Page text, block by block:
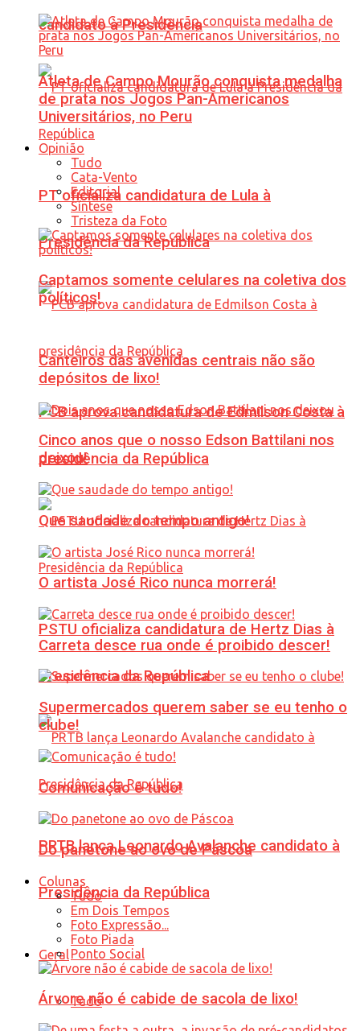
candidato à Presidência
PT oficializa candidatura de Lula à
Presidência da República
PCB aprova candidatura de Edmilson Costa à
presidência da República
PSTU oficializa candidatura de Hertz Dias à
Presidência da República
PRTB lança Leonardo Avalanche candidato à
Presidência da República
Geral
Tudo
Atleta de Campo Mourão conquista medalha
de prata nos Jogos Pan-Americanos
Universitários, no Peru
Opinião
Tudo
Cata-Vento
Editorial
Síntese
Tristeza da Foto
Captamos somente celulares na coletiva dos
políticos!
Canteiros das avenidas centrais não são
depósitos de lixo!
Cinco anos que o nosso Edson Battilani nos
deixou!
Que saudade do tempo antigo!
O artista José Rico nunca morrerá!
Carreta desce rua onde é proibido descer!
Supermercados querem saber se eu tenho o
clube!
Comunicação é tudo!
Do panetone ao ovo de Páscoa
Colunas
Tudo
Em Dois Tempos
Foto Expressão...
Foto Piada
Ponto Social
Árvore não é cabide de sacola de lixo!